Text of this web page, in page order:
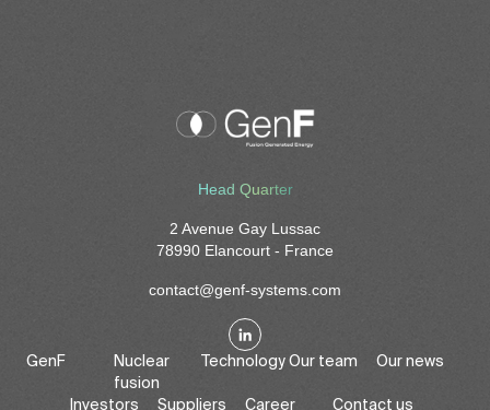
Head Quarter
2 Avenue Gay Lussac
78990 Elancourt - France
contact@genf-systems.com
GenF
Nuclear
fusion
Technology Our team Our news
Investors Suppliers Career Contact us